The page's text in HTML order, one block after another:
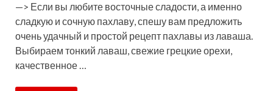
—> Если вы любите восточные сладости, а именно
сладкую и сочную пахлаву, спешу вам предложить
очень удачный и простой рецепт пахлавы из лаваша.
Выбираем тонкий лаваш, свежие грецкие орехи,
качественное …